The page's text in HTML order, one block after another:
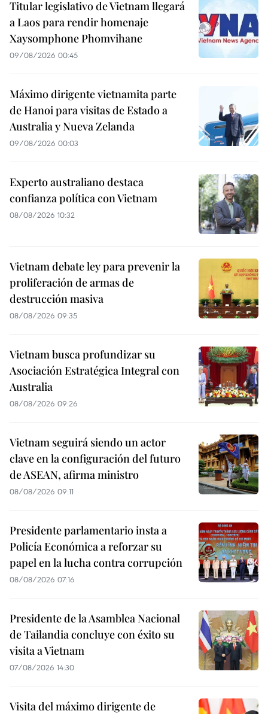
Titular legislativo de Vietnam llegará
a Laos para rendir homenaje
Xaysomphone Phomvihane
09/08/2026 00:45
Máximo dirigente vietnamita parte
de Hanoi para visitas de Estado a
Australia y Nueva Zelanda
09/08/2026 00:03
Experto australiano destaca
confianza política con Vietnam
08/08/2026 10:32
Vietnam debate ley para prevenir la
proliferación de armas de
destrucción masiva
08/08/2026 09:35
Vietnam busca profundizar su
Asociación Estratégica Integral con
Australia
08/08/2026 09:26
Vietnam seguirá siendo un actor
clave en la configuración del futuro
de ASEAN, afirma ministro
08/08/2026 09:11
Presidente parlamentario insta a
Policía Económica a reforzar su
papel en la lucha contra corrupción
08/08/2026 07:16
Presidente de la Asamblea Nacional
de Tailandia concluye con éxito su
visita a Vietnam
07/08/2026 14:30
Visita del máximo dirigente de